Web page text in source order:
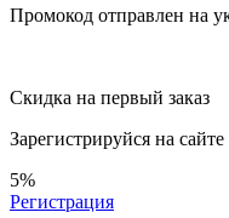
Промокод отправлен на
Скидка на первый заказ
Зарегистрируйся на сайте
5%
Регистрация